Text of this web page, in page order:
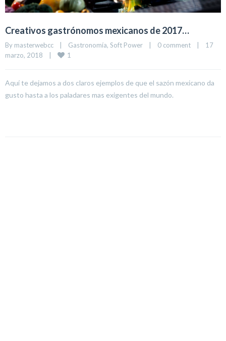
Creativos gastrónomos mexicanos de 2017…
By masterwebcc | Gastronomía, Soft Power | 0 comment |
17
marzo, 2018
| 1
Aquí te dejamos a dos claros ejemplos de que el sazón mexicano da
gusto hasta a los paladares mas exigentes del mundo.